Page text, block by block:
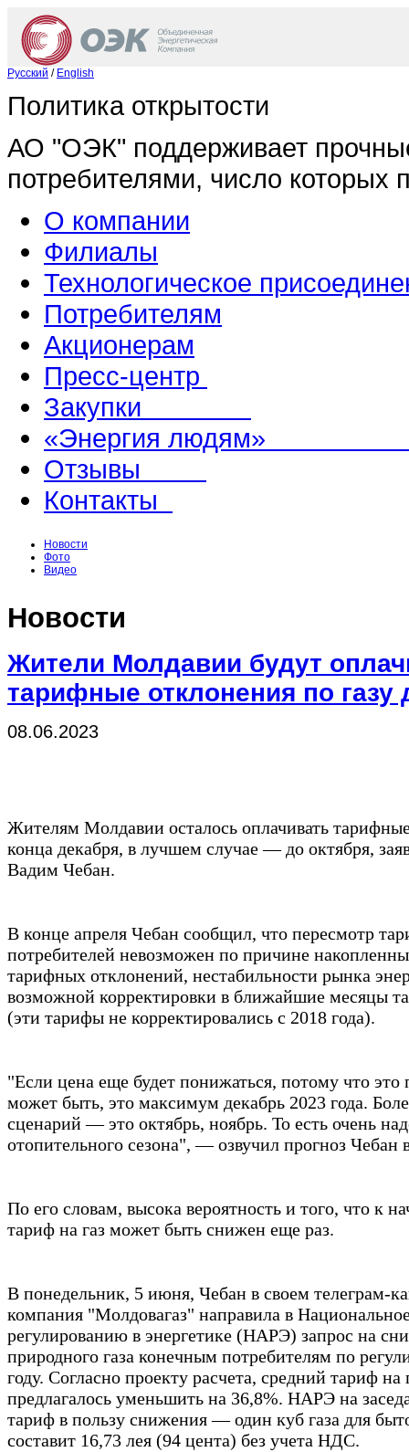
Русский / English
Политика открытости
АО "ОЭК" поддерживает
потребителями, число которых
О компании
Филиалы
Технологическое
Потребителям
Акционерам
Пресс-центр
Закупки
«Энергия
Отзывы
Контакты
Новости
Фото
Видео
Новости
Жители Молдавии будут
тарифные отклонения по газу
08.06.2023
Жителям Молдавии осталось оплачивать
конца декабря, в лучшем случае — до октября,
Вадим Чебан.
В конце апреля Чебан сообщил, что пересмотр
потребителей невозможен по причине
тарифных отклонений, нестабильности рынка
возможной корректировки в ближайшие месяцы
(эти тарифы не корректировались с 2018 года).
"Если цена еще будет понижаться, потому что это
может быть, это максимум декабрь 2023 года.
сценарий — это октябрь, ноябрь. То есть очень
отопительного сезона", — озвучил прогноз Чебан
По его словам, высока вероятность и того, что к
тариф на газ может быть снижен еще раз.
В понедельник, 5 июня, Чебан в своем телеграм-
компания "Молдовагаз" направила в
регулированию в энергетике (НАРЭ) запрос на
природного газа конечным потребителям по
году. Согласно проекту расчета, средний тариф на
предлагалось уменьшить на 36,8%. НАРЭ на
тариф в пользу снижения — один куб газа для
составит 16,73 лея (94 цента) без учета НДС.